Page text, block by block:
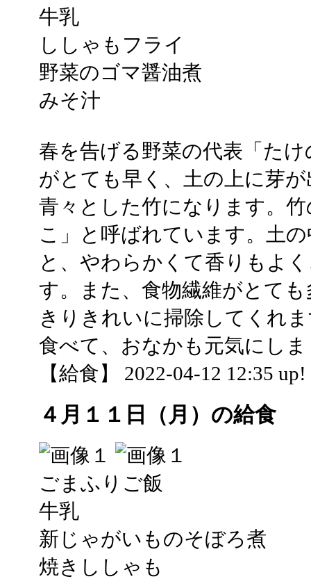
牛乳
ししゃもフライ
野菜のゴマ醤油煮
みそ汁
春を告げる野菜の代表「た
がとても早く、土の上に芽
青々とした竹になります。
こ」と呼ばれています。土
と、やわらかくて香りもよ
す。また、食物繊維がとて
きりきれいに掃除してくれ
食べて、おなかも元気にし
【給食】 2022-04-12 12:35 up!
４月１１日（月）の給食
ごまふりご飯
牛乳
新じゃがいものそぼろ煮
焼きししゃも